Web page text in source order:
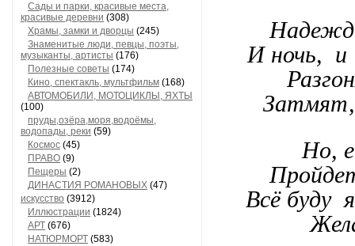
Сады и парки, красивые места,
красивые деревни (308)
Храмы, замки и дворцы (245)
Знаменитые люди, певцы, поэты,
музыканты, артисты (176)
Полезные советы (174)
Кино, спектакль, мультфильм (168)
АВТОМОБИЛИ, МОТОЦИКЛЫ, ЯХТЫ
(100)
пруды,озёра,моря,водоёмы,
водопады, реки (59)
Космос (45)
ПРАВО (9)
Пещеры (2)
ДИНАСТИЯ РОМАНОВЫХ (47)
искусство (3912)
Иллюстрации (1824)
АРТ (676)
НАТЮРМОРТ (583)
И ночь, и
Затмят,
Но,
Всё буду